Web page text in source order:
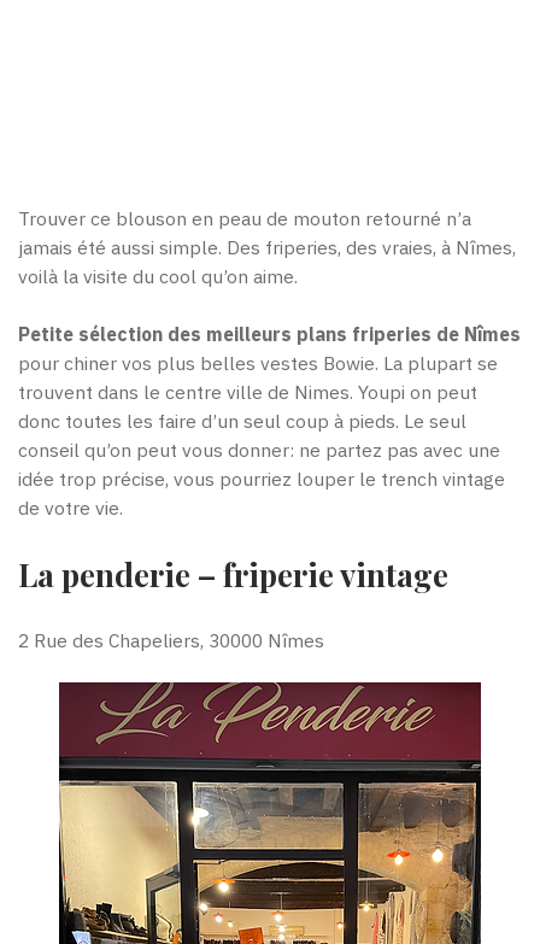
Trouver ce blouson en peau de mouton retourné n’a
jamais été aussi simple. Des friperies, des vraies, à Nîmes,
voilà la visite du cool qu’on aime.
Petite sélection des meilleurs plans friperies de Nîmes
pour chiner vos plus belles vestes Bowie. La plupart se
trouvent dans le centre ville de Nimes. Youpi on peut
donc toutes les faire d’un seul coup à pieds. Le seul
conseil qu’on peut vous donner: ne partez pas avec une
idée trop précise, vous pourriez louper le trench vintage
de votre vie.
La penderie – friperie vintage
2 Rue des Chapeliers, 30000 Nîmes